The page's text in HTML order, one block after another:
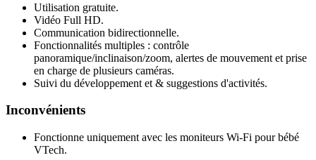
Utilisation gratuite.
Vidéo Full HD.
Communication bidirectionnelle.
Fonctionnalités multiples : contrôle
panoramique/inclinaison/zoom, alertes de mouvement et prise
en charge de plusieurs caméras.
Suivi du développement et & suggestions d'activités.
Inconvénients
Fonctionne uniquement avec les moniteurs Wi-Fi pour bébé
VTech.